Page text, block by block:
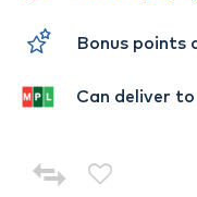
Bonus points
Can deliver